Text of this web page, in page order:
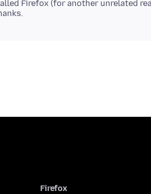
Firefox (for another unrelated
Firefox